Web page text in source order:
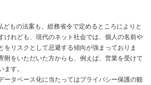
どもの法案も、総務省令で定めるところによりと
けれども、現代のネット社会では、個人の名前や
をリスクとして忌避する傾向が強まっておりま
附をいただいた方からも、例えば、営業を受けて
ます。
ータベース化に当たってはプライバシー保護の観